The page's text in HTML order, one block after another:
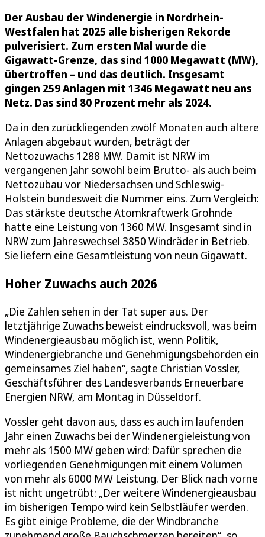
Der Ausbau der Windenergie in Nordrhein-
Westfalen hat 2025 alle bisherigen Rekorde
pulverisiert. Zum ersten Mal wurde die
Gigawatt-Grenze, das sind 1000 Megawatt (MW),
übertroffen – und das deutlich. Insgesamt
gingen 259 Anlagen mit 1346 Megawatt neu ans
Netz. Das sind 80 Prozent mehr als 2024.
Da in den zurückliegenden zwölf Monaten auch ältere
Anlagen abgebaut wurden, beträgt der
Nettozuwachs 1288 MW. Damit ist NRW im
vergangenen Jahr sowohl beim Brutto- als auch beim
Nettozubau vor Niedersachsen und Schleswig-
Holstein bundesweit die Nummer eins. Zum Vergleich:
Das stärkste deutsche Atomkraftwerk Grohnde
hatte eine Leistung von 1360 MW. Insgesamt sind in
NRW zum Jahreswechsel 3850 Windräder in Betrieb.
Sie liefern eine Gesamtleistung von neun Gigawatt.
Hoher Zuwachs auch 2026
„Die Zahlen sehen in der Tat super aus. Der
letztjährige Zuwachs beweist eindrucksvoll, was beim
Windenergieausbau möglich ist, wenn Politik,
Windenergiebranche und Genehmigungsbehörden ein
gemeinsames Ziel haben“, sagte Christian Vossler,
Geschäftsführer des Landesverbands Erneuerbare
Energien NRW, am Montag in Düsseldorf.
Vossler geht davon aus, dass es auch im laufenden
Jahr einen Zuwachs bei der Windenergieleistung von
mehr als 1500 MW geben wird: Dafür sprechen die
vorliegenden Genehmigungen mit einem Volumen
von mehr als 6000 MW Leistung. Der Blick nach vorne
ist nicht ungetrübt: „Der weitere Windenergieausbau
im bisherigen Tempo wird kein Selbstläufer werden.
Es gibt einige Probleme, die der Windbranche